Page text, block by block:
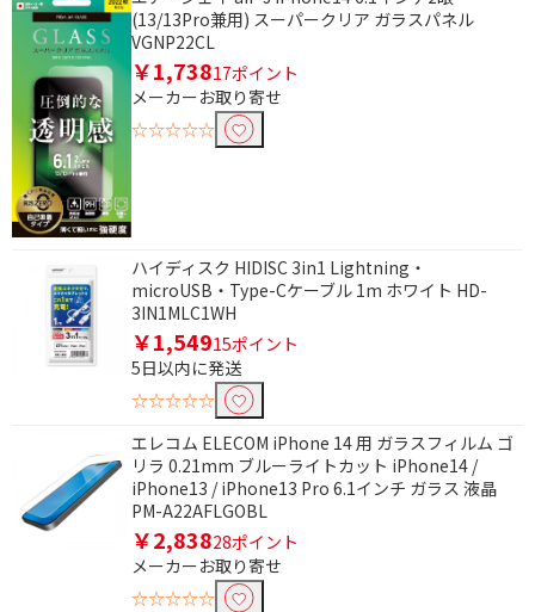
(13/13Pro兼用) スーパークリア ガラスパネル
VGNP22CL
￥1,73817ポイント
メーカーお取り寄せ
☆☆☆☆☆
ハイディスク HIDISC 3in1 Lightning・
microUSB・Type-Cケーブル 1m ホワイト HD-
3IN1MLC1WH
￥1,54915ポイント
5日以内に発送
☆☆☆☆☆
エレコム ELECOM iPhone 14 用 ガラスフィルム ゴ
リラ 0.21mm ブルーライトカット iPhone14 /
iPhone13 / iPhone13 Pro 6.1インチ ガラス 液晶
PM-A22AFLGOBL
￥2,83828ポイント
メーカーお取り寄せ
☆☆☆☆☆
条件で絞り込む